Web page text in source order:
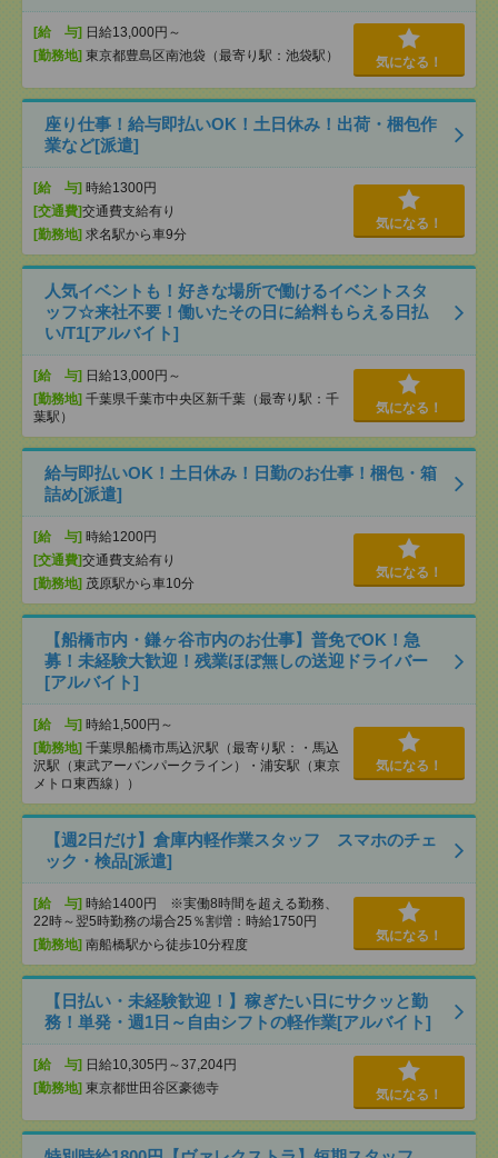
[給 与] 日給13,000円～
[勤務地] 東京都豊島区南池袋（最寄り駅：池袋駅） 気になる！
座り仕事！給与即払いOK！土日休み！出荷・梱包作
業など[派遣]
[給 与] 時給1300円
[交通費]交通費支給有り
[勤務地] 求名駅から車9分
気になる！
人気イベントも！好きな場所で働けるイベントスタ
ッフ☆来社不要！働いたその日に給料もらえる日払
い/T1[アルバイト]
[給 与] 日給13,000円～
[勤務地] 千葉県千葉市中央区新千葉（最寄り駅：千
葉駅）
気になる！
給与即払いOK！土日休み！日勤のお仕事！梱包・箱
詰め[派遣]
[給 与] 時給1200円
[交通費]交通費支給有り
[勤務地] 茂原駅から車10分
気になる！
【船橋市内・鎌ヶ谷市内のお仕事】普免でOK！急
募！未経験大歓迎！残業ほぼ無しの送迎ドライバー
[アルバイト]
[給 与] 時給1,500円～
[勤務地] 千葉県船橋市馬込沢駅（最寄り駅：・馬込
沢駅（東武アーバンパークライン）・浦安駅（東京
メトロ東西線））
気になる！
【週2日だけ】倉庫内軽作業スタッフ スマホのチェ
ック・検品[派遣]
[給 与] 時給1400円 ※実働8時間を超える勤務、
22時～翌5時勤務の場合25％割増：時給1750円
[勤務地] 南船橋駅から徒歩10分程度
気になる！
【日払い・未経験歓迎！】稼ぎたい日にサクッと勤
務！単発・週1日～自由シフトの軽作業[アルバイト]
[給 与] 日給10,305円～37,204円
[勤務地] 東京都世田谷区豪徳寺 気になる！